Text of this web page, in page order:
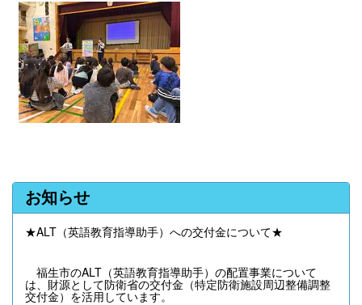
お知らせ
★ALT（英語教育指導助手）への交付金について★
福生市のALT（英語教育指導助手）の配置事業について
は、財源として防衛省の交付金（特定防衛施設周辺整備調整
交付金）を活用しています。